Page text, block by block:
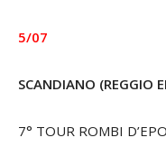
5/07
SCANDIANO (REGGIO
7° TOUR ROMBI